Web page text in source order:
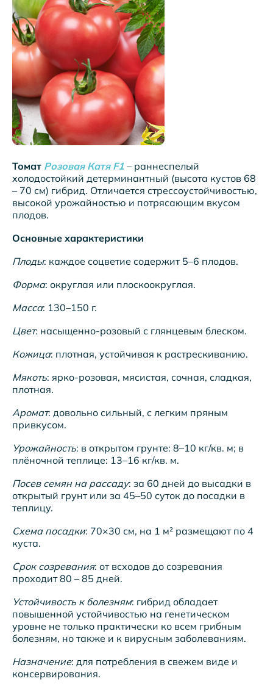
Томат Розовая Катя F1 – раннеспелый
холодостойкий детерминантный (высота кустов 68
– 70 см) гибрид. Отличается стрессоустойчивостью,
высокой урожайностью и потрясающим вкусом
плодов.
Основные характеристики
Плоды: каждое соцветие содержит 5–6 плодов.
Форма: округлая или плоскоокруглая.
Масса: 130–150 г.
Цвет: насыщенно-розовый с глянцевым блеском.
Кожица: плотная, устойчивая к растрескиванию.
Мякоть: ярко-розовая, мясистая, сочная, сладкая,
плотная.
Аромат: довольно сильный, с легким пряным
привкусом.
Урожайность: в открытом грунте: 8–10 кг/кв. м; в
плёночной теплице: 13–16 кг/кв. м.
Посев семян на рассаду: за 60 дней до высадки в
открытый грунт или за 45–50 суток до посадки в
теплицу.
Схема посадки: 70×30 см, на 1 м² размещают по 4
куста.
Срок созревания: от всходов до созревания
проходит 80 – 85 дней.
Устойчивость к болезням: гибрид обладает
повышенной устойчивостью на генетическом
уровне не только практически ко всем грибным
болезням, но также и к вирусным заболеваниям.
Назначение: для потребления в свежем виде и
консервирования.